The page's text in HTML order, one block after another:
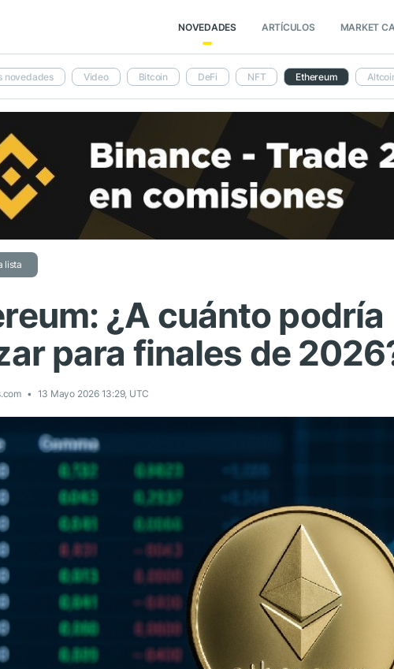
NOVEDADES ARTÍCULOS MARKET
novedades Video Bitcoin DeFi NFT Ethereum
lista
¿A cuánto podría
para finales de
13 Mayo 2026 13:29, UTC